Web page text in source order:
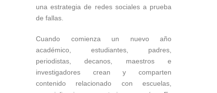
una estrategia de redes sociales a prueba
de fallas.
Cuando comienza un nuevo año
académico, estudiantes, padres,
periodistas, decanos, maestros e
investigadores crean y comparten
contenido relacionado con escuelas,